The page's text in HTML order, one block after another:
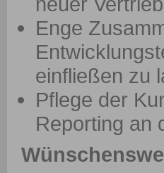
Enge
einfließen zu
Pflege der
Reporting an